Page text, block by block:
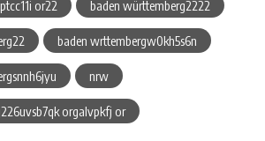
or22 baden württemberg2222
baden wrttembergw0kh5s6n
nrw
orgalvpkfj or